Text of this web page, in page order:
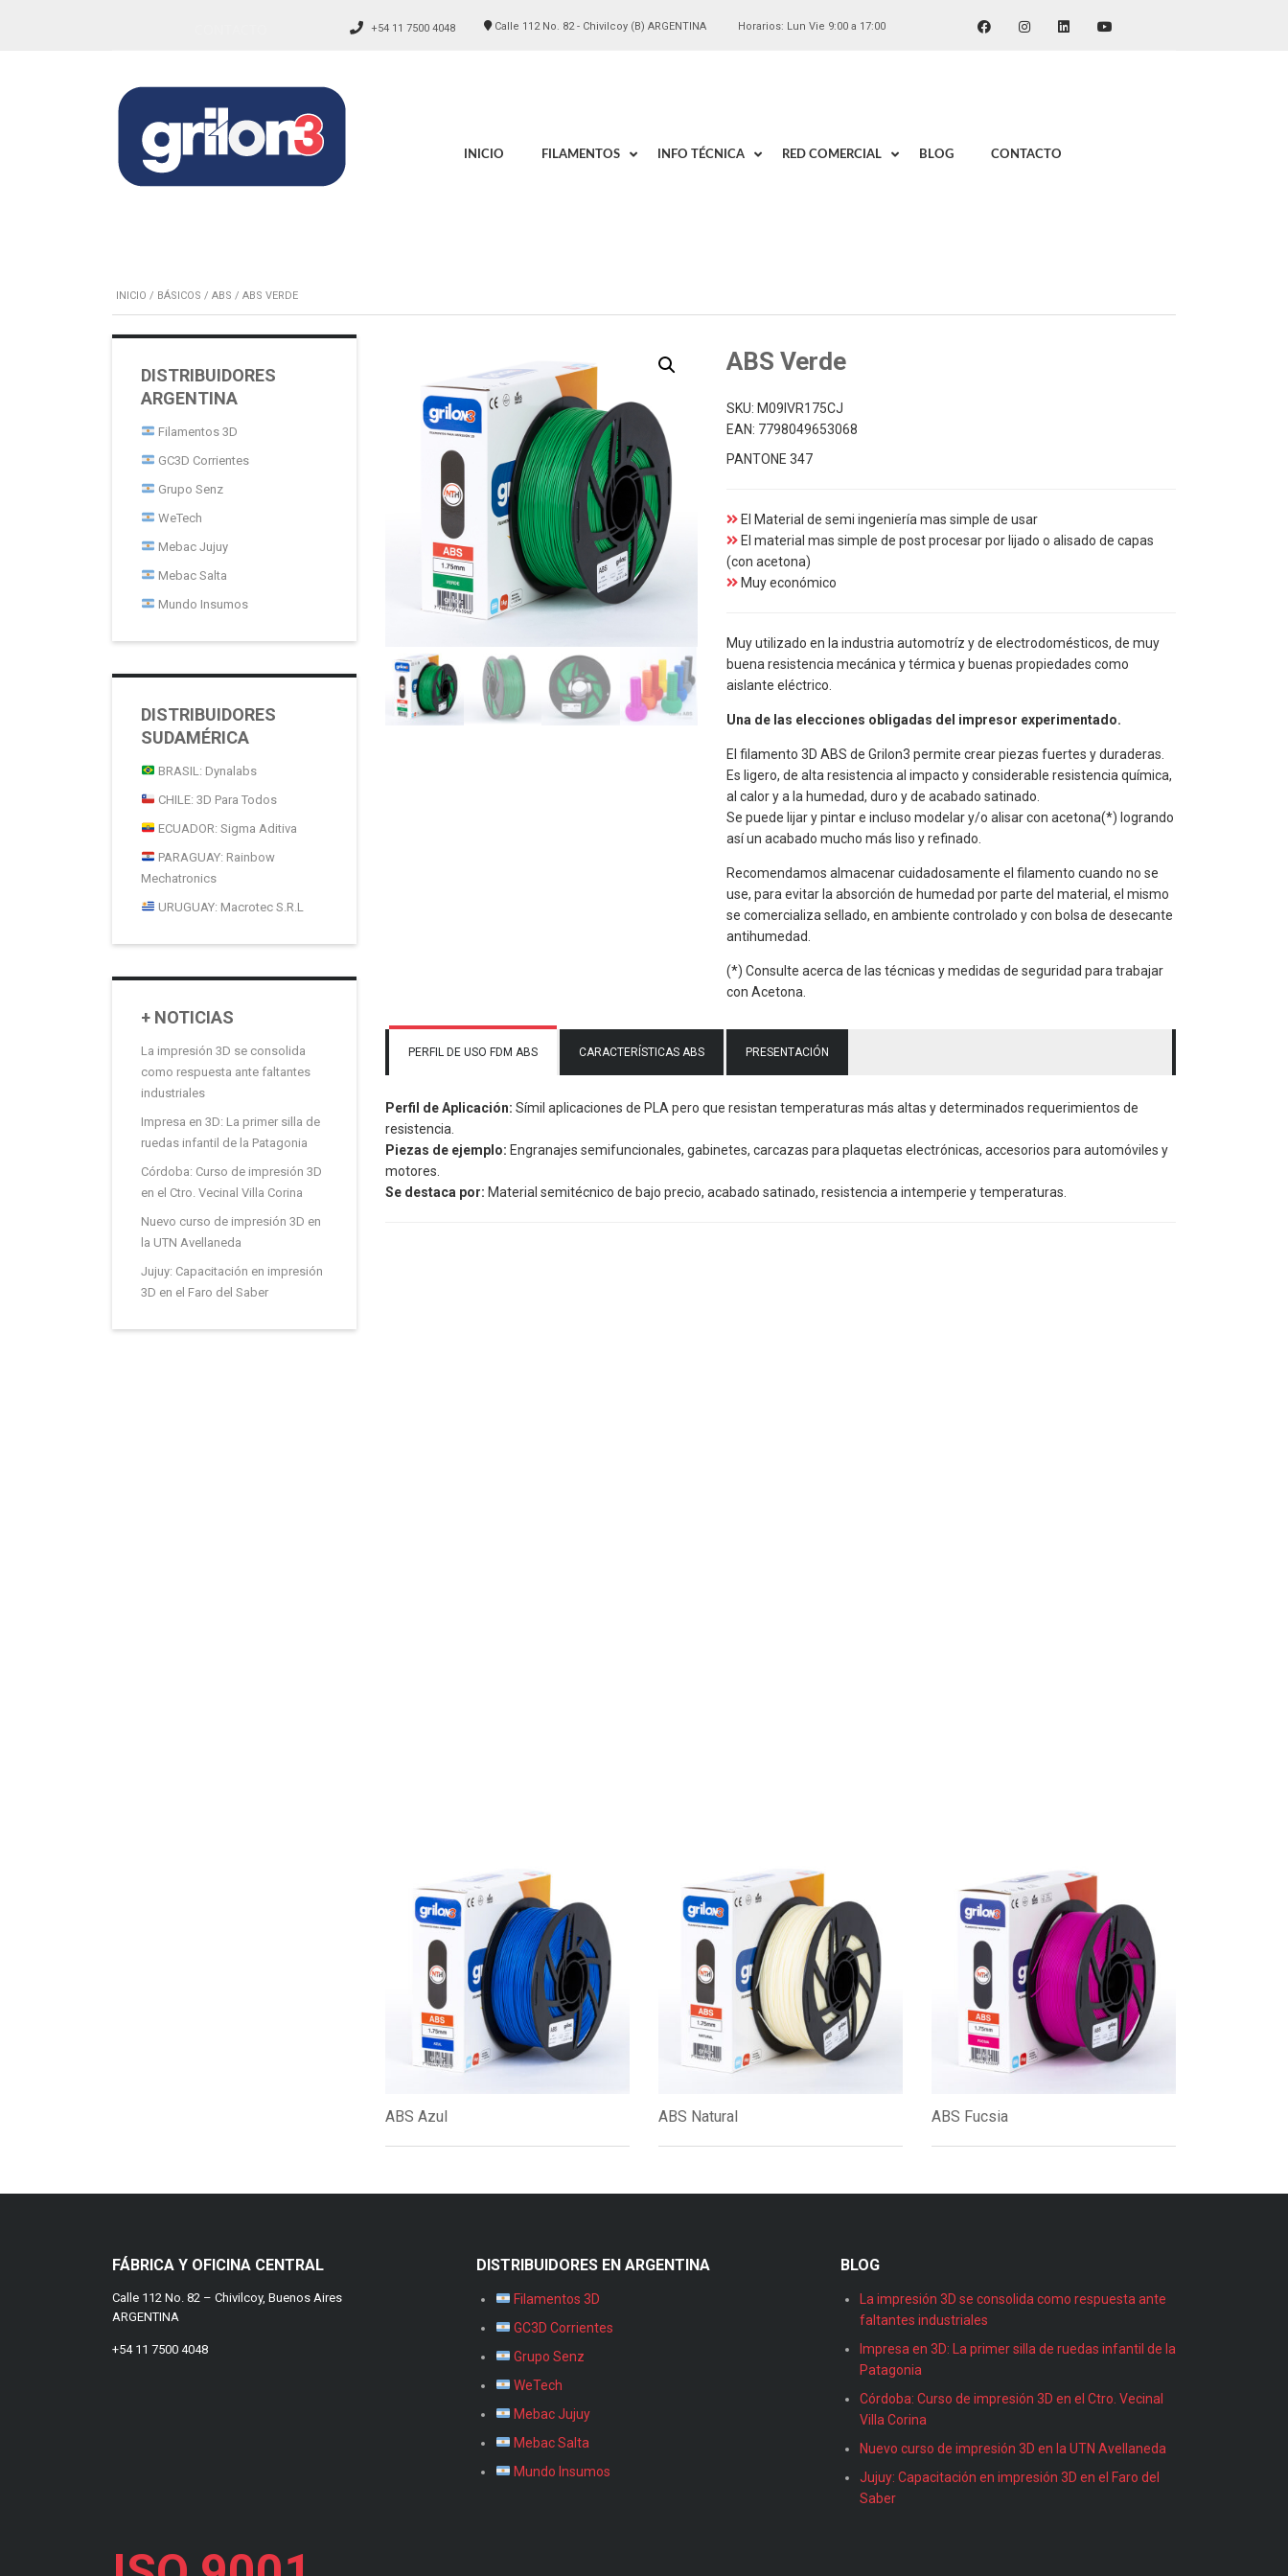
Horarios: Lun Vie 9:00 a 17:00
Calle 112 No. 82 - Chivilcoy (B) ARGENTINA
+54 11 7500 4048
INICIO FILAMENTOS INFO TÉCNICA RED COMERCIAL BLOG CONTACTO
INICIO / BÁSICOS / ABS / ABS VERDE
ABS Verde
SKU: M09IVR175CJ
EAN: 7798049653068
PANTONE 347
El Material de semi ingeniería mas simple de usar
El material mas simple de post procesar por lijado o alisado de capas
(con acetona)
Muy económico
Muy utilizado en la industria automotríz y de electrodomésticos, de muy
buena resistencia mecánica y térmica y buenas propiedades como
aislante eléctrico.
Una de las elecciones obligadas del impresor experimentado.
El filamento 3D ABS de Grilon3 permite crear piezas fuertes y duraderas.
Es ligero, de alta resistencia al impacto y considerable resistencia química,
al calor y a la humedad, duro y de acabado satinado.
Se puede lijar y pintar e incluso modelar y/o alisar con acetona(*) logrando
así un acabado mucho más liso y refinado.
Recomendamos almacenar cuidadosamente el filamento cuando no se
use, para evitar la absorción de humedad por parte del material, el mismo
se comercializa sellado, en ambiente controlado y con bolsa de desecante
antihumedad.
(*) Consulte acerca de las técnicas y medidas de seguridad para trabajar
con Acetona.
PERFIL DE USO FDM ABS CARACTERÍSTICAS ABS PRESENTACIÓN
Perfil de Aplicación: Símil aplicaciones de PLA pero que resistan temperaturas más altas y determinados requerimientos de
resistencia.
Piezas de ejemplo: Engranajes semifuncionales, gabinetes, carcazas para plaquetas electrónicas, accesorios para automóviles y
motores.
Se destaca por: Material semitécnico de bajo precio, acabado satinado, resistencia a intemperie y temperaturas.
ABS Azul ABS Natural ABS Fucsia
DISTRIBUIDORES
ARGENTINA
Filamentos 3D
GC3D Corrientes
Grupo Senz
WeTech
Mebac Jujuy
Mebac Salta
Mundo Insumos
DISTRIBUIDORES
SUDAMÉRICA
BRASIL: Dynalabs
CHILE: 3D Para Todos
ECUADOR: Sigma Aditiva
PARAGUAY: Rainbow
Mechatronics
URUGUAY: Macrotec S.R.L
+ NOTICIAS
La impresión 3D se consolida
como respuesta ante faltantes
industriales
Impresa en 3D: La primer silla de
ruedas infantil de la Patagonia
Córdoba: Curso de impresión 3D
en el Ctro. Vecinal Villa Corina
Nuevo curso de impresión 3D en
la UTN Avellaneda
Jujuy: Capacitación en impresión
3D en el Faro del Saber
FÁBRICA Y OFICINA CENTRAL
Calle 112 No. 82 – Chivilcoy, Buenos Aires
ARGENTINA
+54 11 7500 4048
DISTRIBUIDORES EN ARGENTINA
Filamentos 3D
GC3D Corrientes
Grupo Senz
WeTech
Mebac Jujuy
Mebac Salta
Mundo Insumos
BLOG
La impresión 3D se consolida como respuesta ante
faltantes industriales
Impresa en 3D: La primer silla de ruedas infantil de la
Patagonia
Córdoba: Curso de impresión 3D en el Ctro. Vecinal
Villa Corina
Nuevo curso de impresión 3D en la UTN Avellaneda
Jujuy: Capacitación en impresión 3D en el Faro del
Saber